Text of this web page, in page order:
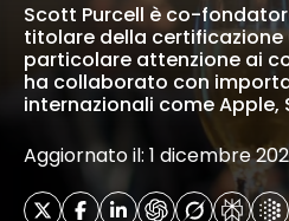
Scott Purcell è co-
titolare della certificazione
particolare attenzione ai
ha collaborato con
internazionali come Apple,
Aggiornato il: 1 dicembre